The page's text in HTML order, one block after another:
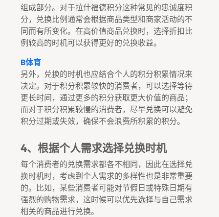
组成部分。对于拉什福德积分这种常见的忠诚度积
分，兑换比例通常会根据商品类型和商家活动的不
同而有所变化。在高价值商品兑换时，选择折扣比
例较高的时机可以获得更好的兑换收益。
B体育
另外，兑换的时机也应结合个人的积分积累情况来
决定。对于积分积累较快的消费者，可以选择等待
更长时间，通过更多的积分获取更大价值的商品；
而对于积分积累较慢的消费者，尽早兑换可以避免
积分过期或失效，确保不会浪费所积累的积分。
4、根据个人需求选择兑换时机
每个消费者的兑换需求都各不相同，因此在选择兑
换时机时，考虑到个人需求的多样性也是非常重要
的。比如，某些消费者可能对节假日或特殊日期有
强烈的购物需求，这时候可以优先选择与自己需求
相关的商品进行兑换。